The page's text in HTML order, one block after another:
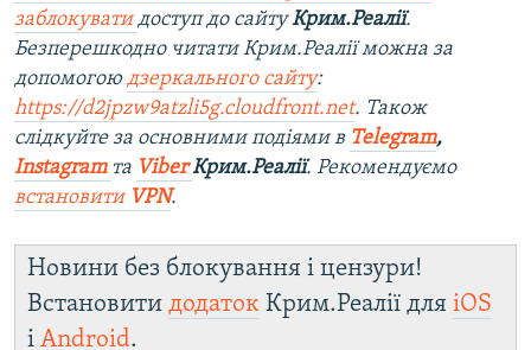
заблокувати доступ до сайтуКрим.Реалії.
Безперешкодно читати Крим.Реалії можна за
допомогою дзеркального сайту:
https://d2jpzw9atzli5g.cloudfront.net. Також
слідкуйте за основними подіями в Telegram,
Instagram та Viber Крим.Реалії. Рекомендуємо
встановити VPN.
Новини без блокування і цензури!
Встановити додаток Крим.Реалії для iOS
і Android.